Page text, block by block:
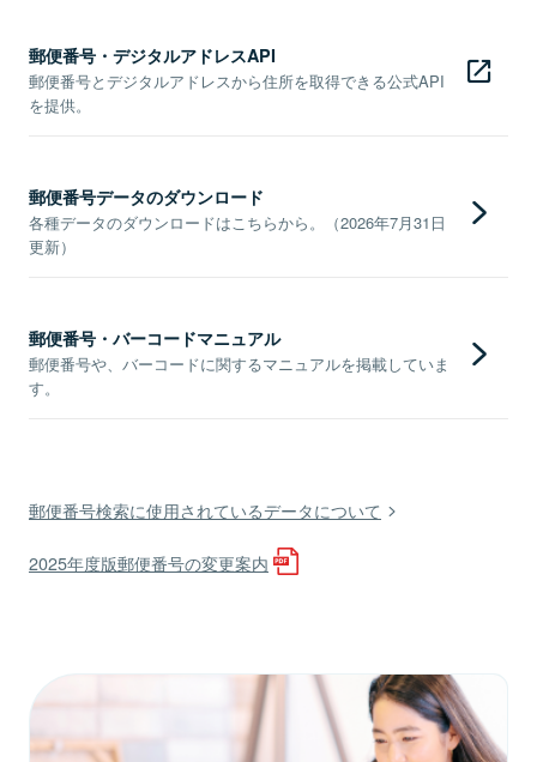
郵便番号・デジタルアドレスAPI
郵便番号とデジタルアドレスから住所を取得できる公式API
を提供。
郵便番号データのダウンロード
各種データのダウンロードはこちらから。（2026年7月31日
更新）
郵便番号・バーコードマニュアル
郵便番号や、バーコードに関するマニュアルを掲載していま
す。
郵便番号検索に使用されているデータについて
2025年度版郵便番号の変更案内